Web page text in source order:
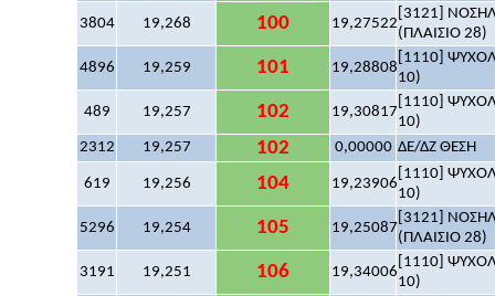
3804 19,268 100 19,27522
[3121]
(ΠΛΑΙΣΙΟ 28)
4896 19,259 101 19,28808
[1110]
10)
489 19,257 102 19,30817
[1110]
10)
2312
19,257 102 0,00000 ΔΕ/ΔΖ ΘΕΣΗ
619 19,256 104 19,23906
[1110]
10)
5296 19,254 105 19,25087
[3121]
(ΠΛΑΙΣΙΟ 28)
3191 19,251 106 19,34006
[1110]
10)